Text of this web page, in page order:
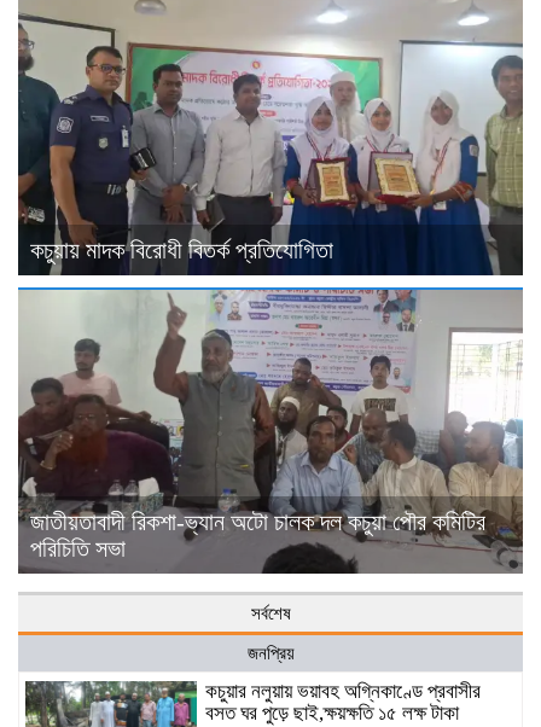
কচুয়ায় মাদক বিরোধী বিতর্ক প্রতিযোগিতা
জাতীয়তাবাদী রিকশা-ভ্যান অটো চালক দল কচুয়া পৌর কমিটির
পরিচিতি সভা
সর্বশেষ
জনপ্রিয়
কচুয়ার নলুয়ায় ভয়াবহ অগ্নিকাণ্ডে প্রবাসীর
বসত ঘর পুড়ে ছাই,ক্ষয়ক্ষতি ১৫ লক্ষ টাকা